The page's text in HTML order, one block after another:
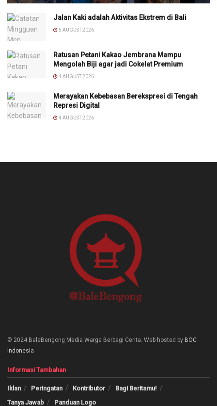
Jalan Kaki adalah Aktivitas Ekstrem di Bali
5 AUGUST 2026
Ratusan Petani Kakao Jembrana Mampu
Mengolah Biji agar jadi Cokelat Premium
4 AUGUST 2026
Merayakan Kebebasan Berekspresi di Tengah
Represi Digital
4 AUGUST 2026
© 2024 BaleBengong Media Warga Berbagi Cerita. Web hosted by BOC
Indonesia
Informasi Tambahan
Iklan Peringatan Kontributor
Bagi Beritamu!
Tanya Jawab
Panduan Logo